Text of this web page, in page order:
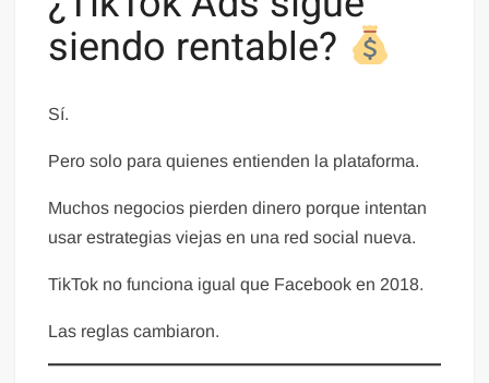
siendo rentable?
Sí.
Pero solo para quienes entienden la plataforma.
Muchos negocios pierden dinero porque intentan
usar estrategias viejas en una red social nueva.
TikTok no funciona igual que Facebook en 2018.
Las reglas cambiaron.